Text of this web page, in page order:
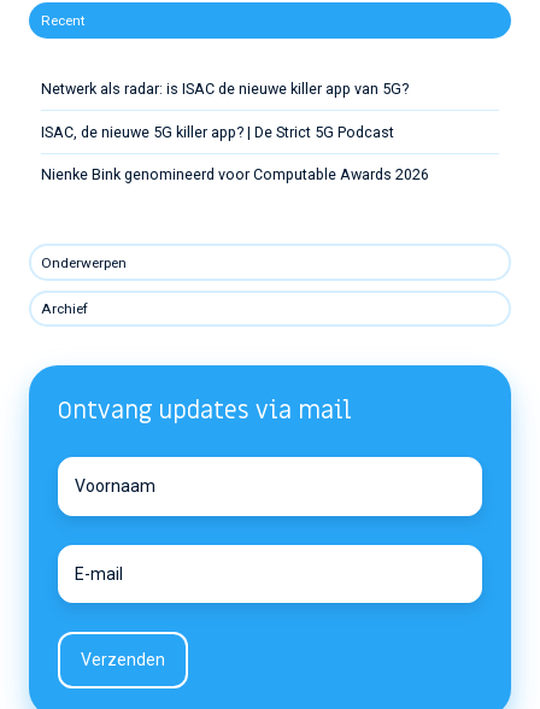
Recent
Netwerk als radar: is ISAC de nieuwe killer app van 5G?
ISAC, de nieuwe 5G killer app? | De Strict 5G Podcast
Nienke Bink genomineerd voor Computable Awards 2026
Onderwerpen
Archief
Ontvang updates via mail
Voornaam
Voornaam
E-
mail*
E-
mail